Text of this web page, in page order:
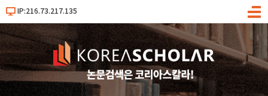
IP:216.73.217.135
메